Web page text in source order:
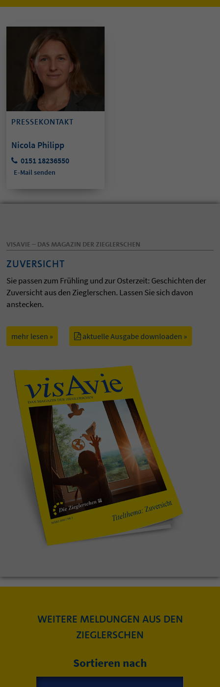
PRESSEKONTAKT
Nicola Philipp
0151 18236550
E-Mail senden
VISAVIE – DAS MAGAZIN DER ZIEGLERSCHEN
ZUVERSICHT
Sie passen zum Frühling und zur Osterzeit: Geschichten der
Zuversicht aus den Zieglerschen. Lassen Sie sich davon
anstecken.
mehr lesen » aktuelle Ausgabe downloaden »
WEITERE MELDUNGEN AUS DEN
ZIEGLERSCHEN
Sortieren nach